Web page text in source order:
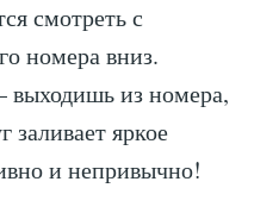
смотреть с
номера вниз.
выходишь из номера,
заливает яркое
и непривычно!